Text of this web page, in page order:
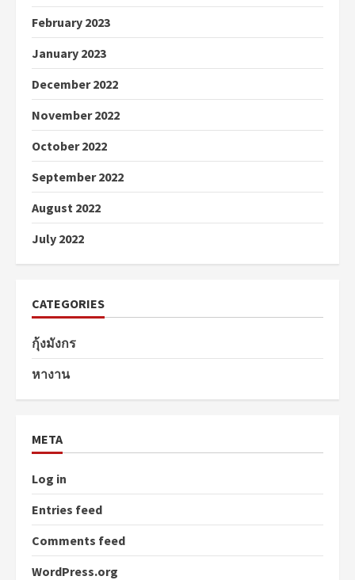
February 2023
January 2023
December 2022
November 2022
October 2022
September 2022
August 2022
July 2022
CATEGORIES
กุ้งมังกร
หางาน
META
Log in
Entries feed
Comments feed
WordPress.org